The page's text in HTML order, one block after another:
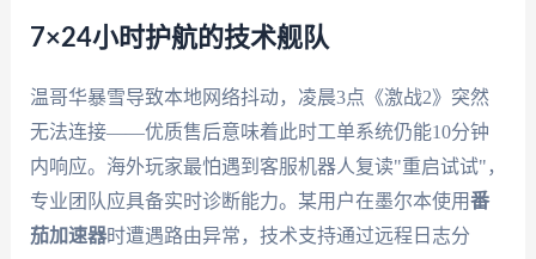
7×24小时护航的技术舰队
温哥华暴雪导致本地网络抖动，凌晨3点《激战2》突然
无法连接——优质售后意味着此时工单系统仍能10分钟
内响应。海外玩家最怕遇到客服机器人复读"重启试试"，
专业团队应具备实时诊断能力。某用户在墨尔本使用番
茄加速器时遭遇路由异常，技术支持通过远程日志分